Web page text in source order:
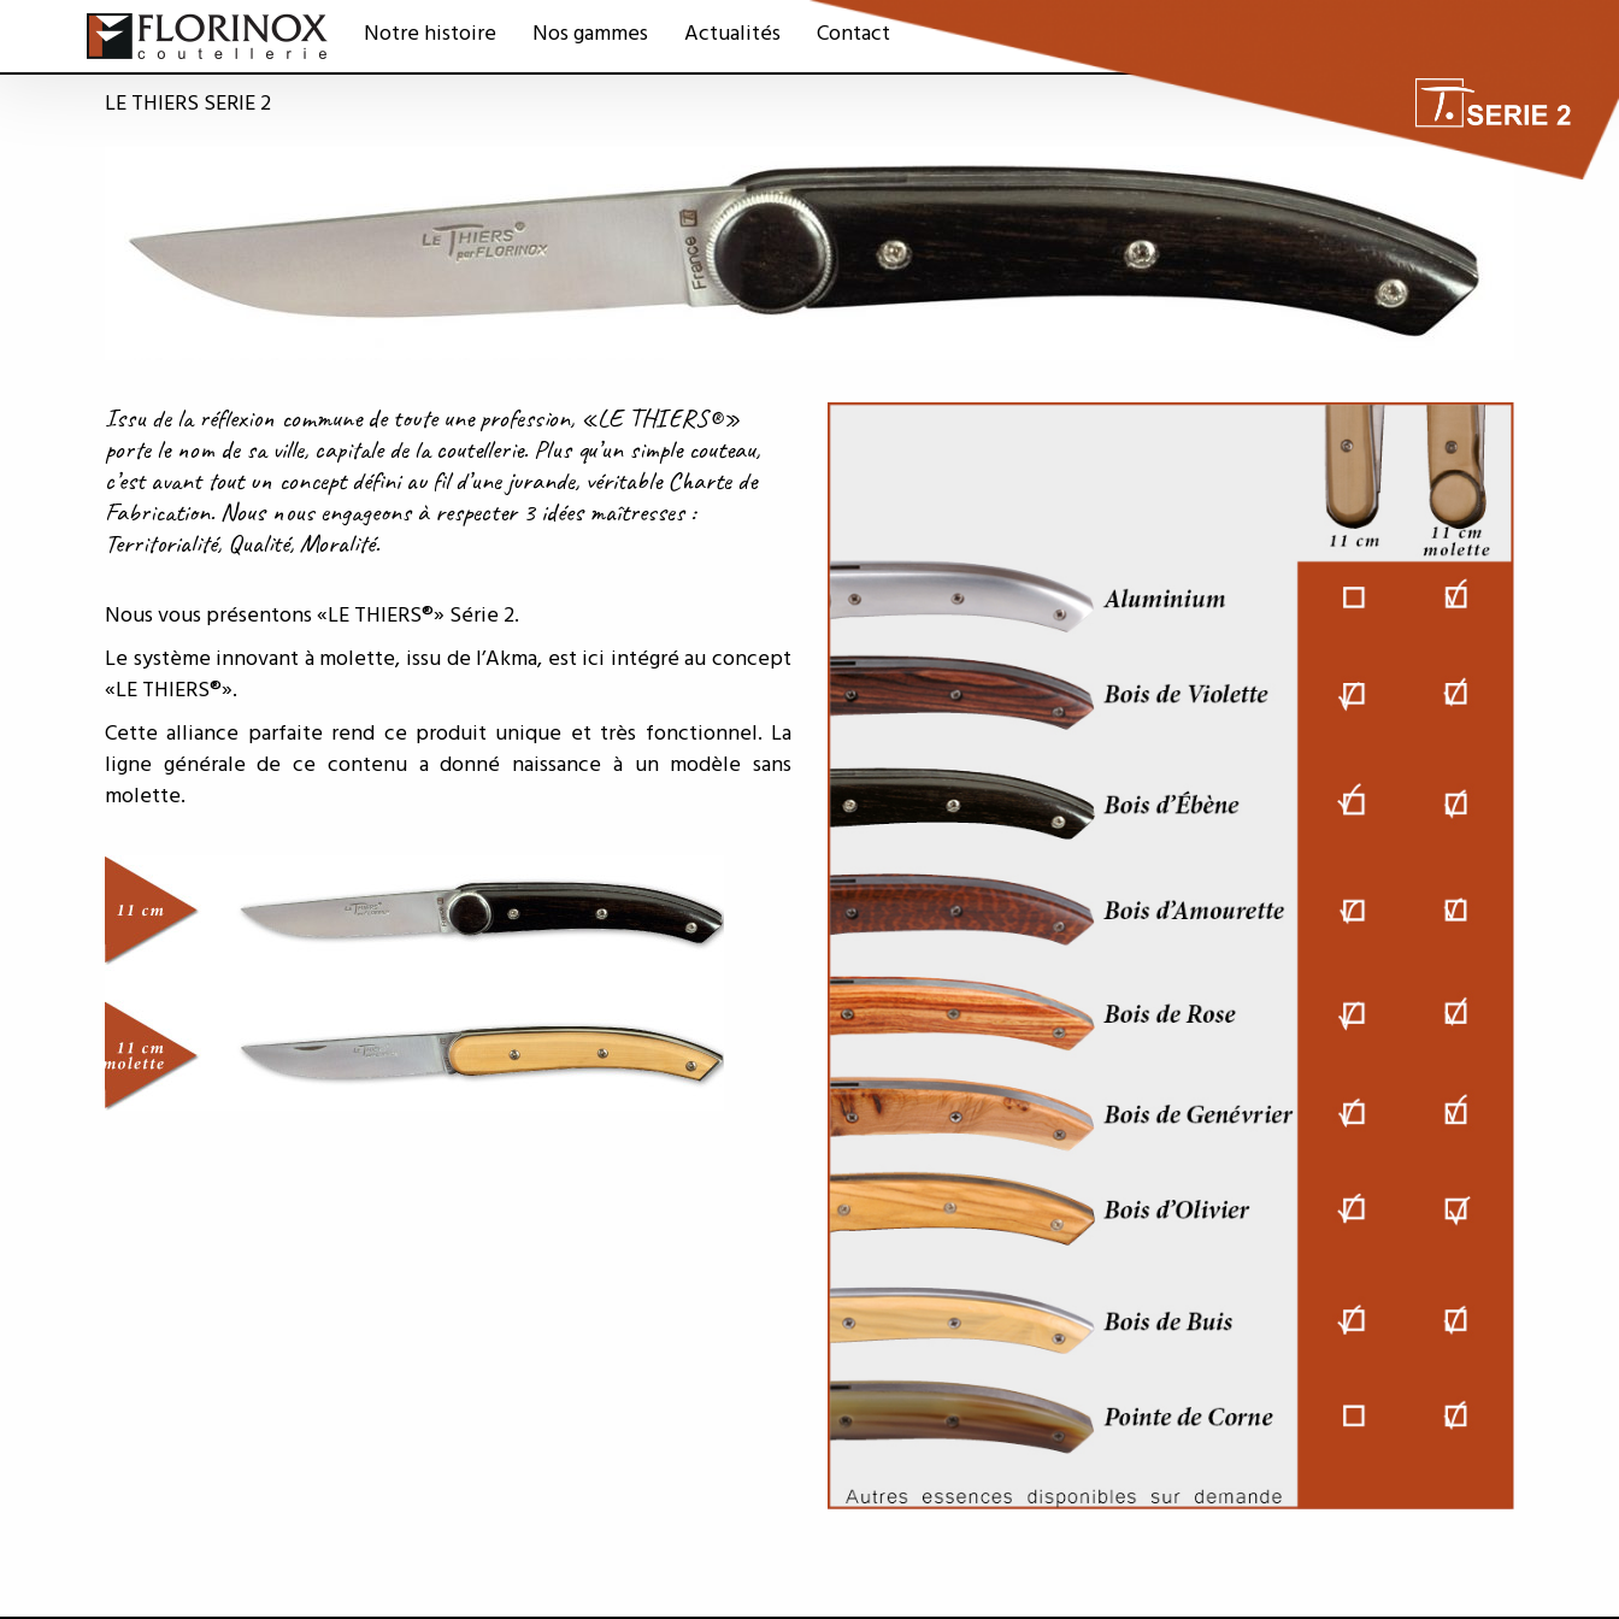
Notre histoire Nos gammes Actualités
Contact
LE THIERS SERIE 2
Issu de la réflexion commune de toute une profession, «LE THIERS®»
porte le nom de sa ville, capitale de la coutellerie. Plus qu’un simple couteau,
c’est avant tout un concept défini au fil d’une jurande, véritable Charte de
Fabrication. Nous nous engageons à respecter 3 idées maîtresses :
Territorialité, Qualité, Moralité.
Nous vous présentons «LE THIERS®» Série 2.
Le système innovant à molette, issu de l’Akma, est ici intégré au concept
«LE THIERS®».
Cette alliance parfaite rend ce produit unique et très fonctionnel. La
ligne générale de ce contenu a donné naissance à un modèle sans
molette.